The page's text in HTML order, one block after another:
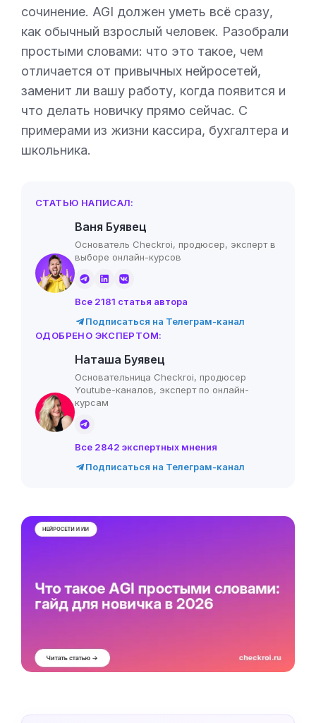
сочинение. AGI должен уметь всё сразу,
как обычный взрослый человек. Разобрали
простыми словами: что это такое, чем
отличается от привычных нейросетей,
заменит ли вашу работу, когда появится и
что делать новичку прямо сейчас. С
примерами из жизни кассира, бухгалтера и
школьника.
СТАТЬЮ НАПИСАЛ:
Ваня Буявец
Основатель Checkroi, продюсер, эксперт в
выборе онлайн-курсов
Все 2181 статья автора
Подписаться на Телеграм-канал
ОДОБРЕНО ЭКСПЕРТОМ:
Наташа Буявец
Основательница Checkroi, продюсер
Youtube-каналов, эксперт по онлайн-
курсам
Все 2842 экспертных мнения
Подписаться на Телеграм-канал